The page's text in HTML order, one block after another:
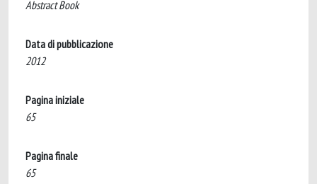
Abstract Book
Data di pubblicazione
2012
Pagina iniziale
65
Pagina finale
65